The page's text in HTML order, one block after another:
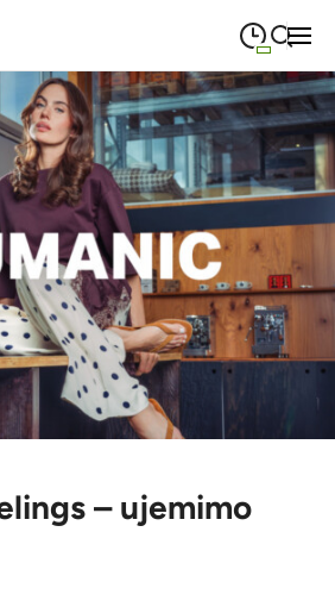
Close search
09:00—21:00
09:00 21:00
21:00
09:00— 21:00
09:00 —21:00
08:00
– ujemimo